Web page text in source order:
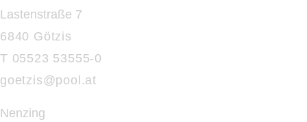
Lastenstraße 7
6840 Götzis
T 05523 53555-0
goetzis@pool.at
Nenzing